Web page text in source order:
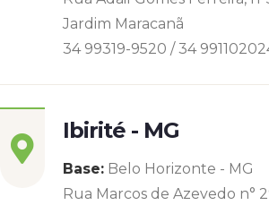
Jardim Maracanã
34 99319-9520 / 34
Ibirité - MG
Base: Belo Horizonte - MG
Rua Marcos de Azevedo n°